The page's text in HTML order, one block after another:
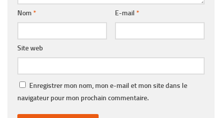
Nom * E-mail *
Site web
Enregistrer mon nom, mon e-mail et mon site dans le
navigateur pour mon prochain commentaire.